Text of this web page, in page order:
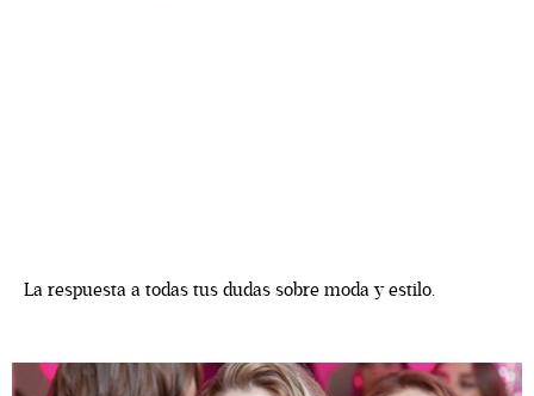
La respuesta a todas tus dudas sobre moda y estilo.